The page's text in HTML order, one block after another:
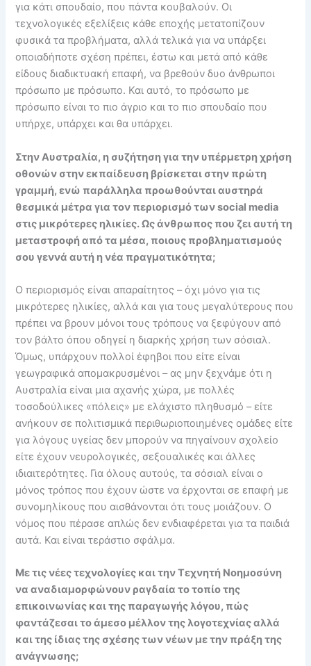
για κάτι σπουδαίο, που πάντα κουβαλούν. Οι
τεχνολογικές εξελίξεις κάθε εποχής μετατοπίζουν
φυσικά τα προβλήματα, αλλά τελικά για να υπάρξει
οποιαδήποτε σχέση πρέπει, έστω και μετά από κάθε
είδους διαδικτυακή επαφή, να βρεθούν δυο άνθρωποι
πρόσωπο με πρόσωπο. Και αυτό, το πρόσωπο με
πρόσωπο είναι το πιο άγριο και το πιο σπουδαίο που
υπήρχε, υπάρχει και θα υπάρχει.
Στην Αυστραλία, η συζήτηση για την υπέρμετρη χρήση
οθονών στην εκπαίδευση βρίσκεται στην πρώτη
γραμμή, ενώ παράλληλα προωθούνται αυστηρά
θεσμικά μέτρα για τον περιορισμό των social media
στις μικρότερες ηλικίες. Ως άνθρωπος που ζει αυτή τη
μεταστροφή από τα μέσα, ποιους προβληματισμούς
σου γεννά αυτή η νέα πραγματικότητα;
Ο περιορισμός είναι απαραίτητος – όχι μόνο για τις
μικρότερες ηλικίες, αλλά και για τους μεγαλύτερους που
πρέπει να βρουν μόνοι τους τρόπους να ξεφύγουν από
τον βάλτο όπου οδηγεί η διαρκής χρήση των σόσιαλ.
Όμως, υπάρχουν πολλοί έφηβοι που είτε είναι
γεωγραφικά απομακρυσμένοι – ας μην ξεχνάμε ότι η
Αυστραλία είναι μια αχανής χώρα, με πολλές
τοσοδούλικες «πόλεις» με ελάχιστο πληθυσμό – είτε
ανήκουν σε πολιτισμικά περιθωριοποιημένες ομάδες είτε
για λόγους υγείας δεν μπορούν να πηγαίνουν σχολείο
είτε έχουν νευρολογικές, σεξουαλικές και άλλες
ιδιαιτερότητες. Για όλους αυτούς, τα σόσιαλ είναι ο
μόνος τρόπος που έχουν ώστε να έρχονται σε επαφή με
συνομηλίκους που αισθάνονται ότι τους μοιάζουν. Ο
νόμος που πέρασε απλώς δεν ενδιαφέρεται για τα παιδιά
αυτά. Και είναι τεράστιο σφάλμα.
Με τις νέες τεχνολογίες και την Τεχνητή Νοημοσύνη
να αναδιαμορφώνουν ραγδαία το τοπίο της
επικοινωνίας και της παραγωγής λόγου, πώς
φαντάζεσαι το άμεσο μέλλον της λογοτεχνίας αλλά
και της ίδιας της σχέσης των νέων με την πράξη της
ανάγνωσης;